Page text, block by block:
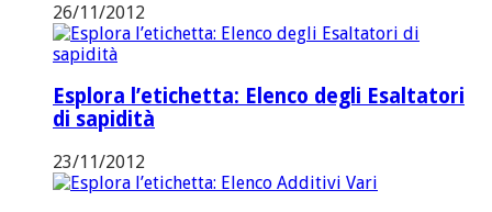
26/11/2012
Esplora l’etichetta: Elenco degli Esaltatori
di sapidità
23/11/2012